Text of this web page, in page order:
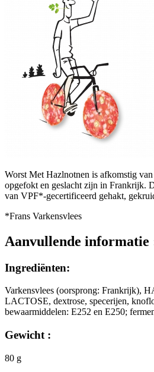
Worst Met Hazlnotnen is afkomstig
opgefokt en geslacht zijn in Frankrijk.
van VPF*-gecertificeerd gehakt,
*Frans Varkensvlees
Aanvullende informatie
Ingrediënten:
Varkensvlees (oorsprong: Frankrijk),
LACTOSE, dextrose, specerijen,
bewaarmiddelen: E252 en E250;
Gewicht :
80 g